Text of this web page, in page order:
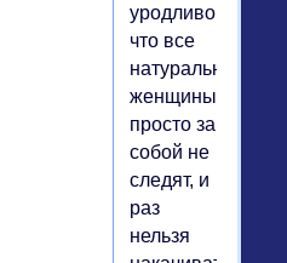
уродливо,
что все
натуральные
женщины
просто за
собой не
следят, и
раз
нельзя